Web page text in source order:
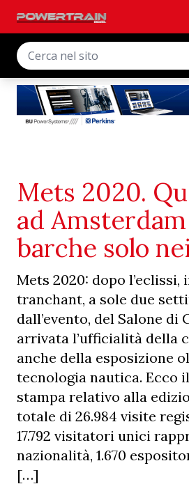
Mets 2020.
ad
barche solo
Mets 2020: dopo l’eclissi,
tranchant, a sole due
dall’evento, del Salone di
arrivata l’ufficialità della
anche della esposizione
tecnologia nautica. Ecco
stampa relativo alla
totale di 26.984 visite
17.792 visitatori unici
nazionalità, 1.670
[…]